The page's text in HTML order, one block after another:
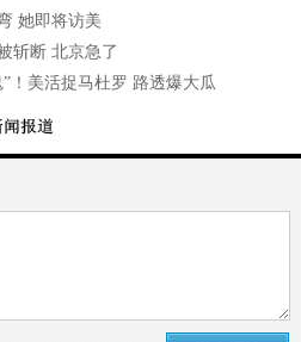
她即将访美
斩断 北京急了
！美活捉马杜罗 路透爆大瓜